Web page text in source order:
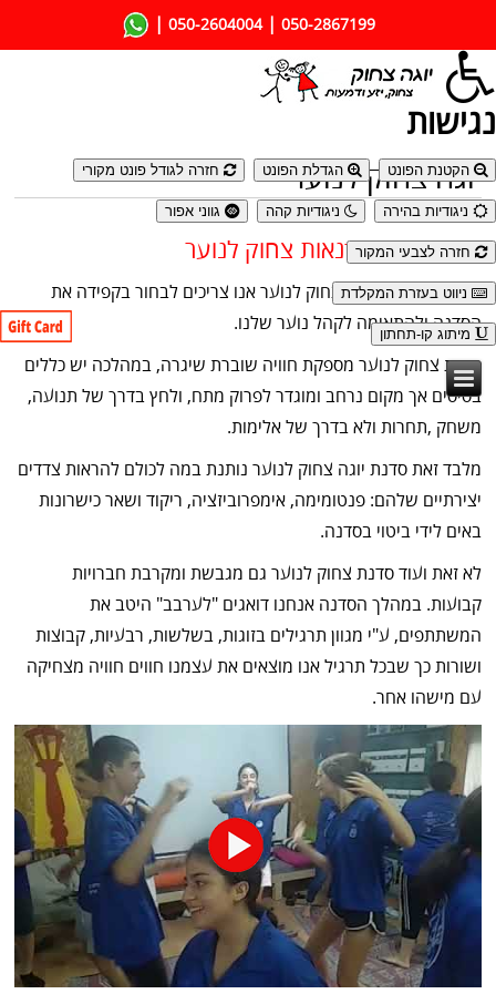
050-2867199
|
050-2604004
|
נגישות
הקטנת הפונט הגדלת הפונט חזרה לגודל פונט מקורי
ניגודיות בהירה ניגודיות קהה גווני אפור
חזרה לצבעי המקור
ניווט בעזרת המקלדת
מיתוג קו-תחתון
יוגה צחוק לנוער
יתרונות של סדנאות צחוק לנוער
בבואנו לחפש סדנת צחוק לנוער אנו צריכים לבחור בקפידה את
הסדנה ולהתאימה לקהל נוער שלנו.
סדנת צחוק לנוער מספקת חוויה שוברת שיגרה, במהלכה יש כללים
בסיסים אך מקום נרחב ומוגדר לפרוק מתח, ולחץ בדרך של תנועה,
משחק ,תחרות ולא בדרך של אלימות.
מלבד זאת סדנת יוגה צחוק לנוער נותנת במה לכולם להראות צדדים
יצירתיים שלהם: פנטומימה, אימפרוביזציה, ריקוד ושאר כישרונות
באים לידי ביטוי בסדנה.
לא זאת ועוד סדנת צחוק לנוער גם מגבשת ומקרבת חברויות
קבועות. במהלך הסדנה אנחנו דואגים "לערבב" היטב את
המשתתפים, ע"י מגוון תרגילים בזוגות, בשלשות, רבעיות, קבוצות
ושורות כך שבכל תרגיל אנו מוצאים את עצמנו חווים חוויה מצחיקה
עם מישהו אחר.